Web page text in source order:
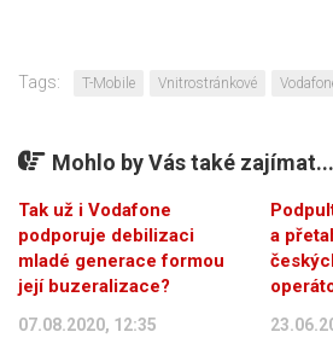
Tags: T-Mobile Vnitrostránkové
Mohlo by Vás také zajímat...
Tak už i Vodafone
podporuje debilizaci
mladé generace formou
její buzeralizace?
07.08.2020, 12:35
a